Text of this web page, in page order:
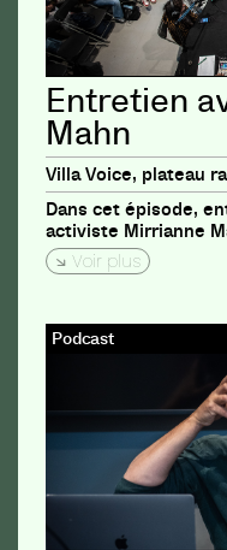
Entretien
Mahn
Villa Voice, plateau
Dans cet épisode,
activiste Mirrianne
Voir plus
Podcast